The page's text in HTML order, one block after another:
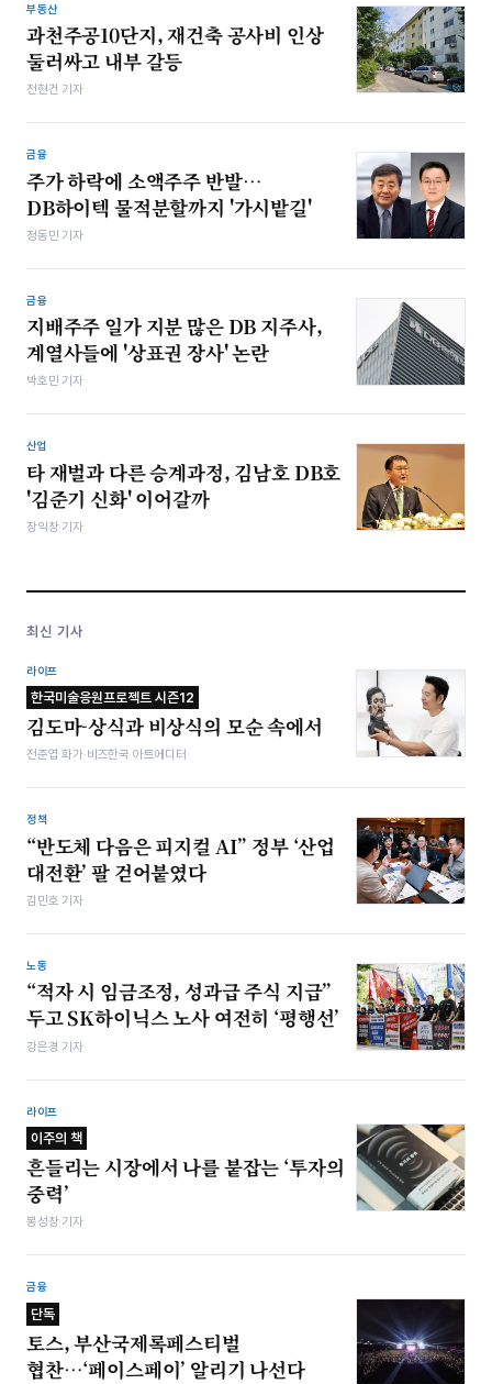
부동산
과천주공10단지, 재건축 공사비 인상
둘러싸고 내부 갈등
전현건 기자
금융
주가 하락에 소액주주 반발…
DB하이텍 물적분할까지 '가시밭길'
정동민 기자
금융
지배주주 일가 지분 많은 DB 지주사,
계열사들에 '상표권 장사' 논란
박호민 기자
산업
타 재벌과 다른 승계과정, 김남호 DB호
'김준기 신화' 이어갈까
장익창 기자
최신 기사
라이프
한국미술응원프로젝트 시즌12
김도마-상식과 비상식의 모순 속에서
전준엽 화가·비즈한국 아트에디터
정책
“반도체 다음은 피지컬 AI” 정부 ‘산업
대전환’ 팔 걷어붙였다
김민호 기자
노동
“적자 시 임금조정, 성과급 주식 지급”
두고 SK하이닉스 노사 여전히 ‘평행선’
강은경 기자
라이프
이주의 책
흔들리는 시장에서 나를 붙잡는 ‘투자의
중력’
봉성창 기자
금융
단독
토스, 부산국제록페스티벌
협찬…‘페이스페이’ 알리기 나선다